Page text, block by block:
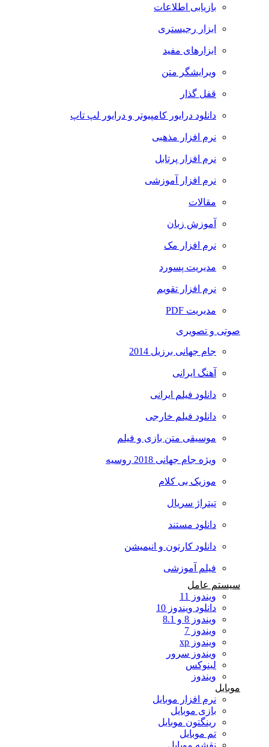
بازیابی اطلاعات
ابزار رجیستری
ابزارهای مفید
ویرایشگر متن
قفل گذار
دانلود درایور کامپیوتر و درایور لپ تاپ
نرم افزار مذهبی
نرم افزار پرتابل
نرم افزار آموزشی
مقالات
آموزش زبان
نرم افزار مک
مدیریت پسورد
نرم افزار تقویم
مدیریت PDF
صوتی و تصویری
جام جهانی برزیل 2014
آهنگ ایرانی
دانلود فیلم ایرانی
دانلود فیلم خارجی
موسیقی متن بازی و فیلم
ویژه جام جهانی 2018 روسیه
موزیک بی کلام
تیتراژ سریال
دانلود مستند
دانلود کارتون و انیمیشن
فیلم آموزشی
سیستم عامل
ویندوز 11
دانلود ویندوز 10
ویندوز 8 و 8.1
ویندوز 7
ویندوز xp
ویندوز سرور
لینوکس
ویندوز
موبایل
نرم افزار موبایل
بازی موبایل
رینگتون موبایل
تم موبایل
نقشه موبایل